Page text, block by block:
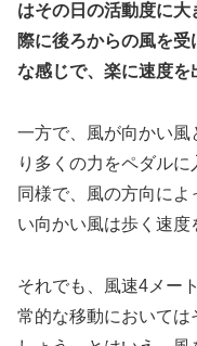
はその日の活動度に
際に後ろからの風を
な感じで、楽に速度を
一方で、風が向かい風
り多くの力をペダル
同様で、風の方向に
い向かい風は歩く速度
それでも、風速4メー
常的な移動において